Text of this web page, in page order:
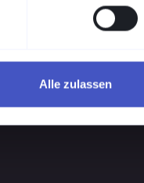
Alle zulassen